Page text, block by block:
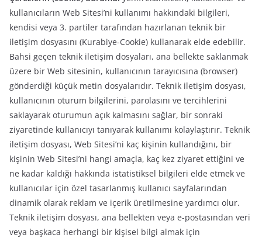
kullanıcıların Web Sitesi’ni kullanımı hakkındaki bilgileri,
kendisi veya 3. partiler tarafından hazırlanan teknik bir
iletişim dosyasını (Kurabiye-Cookie) kullanarak elde edebilir.
Bahsi geçen teknik iletişim dosyaları, ana bellekte saklanmak
üzere bir Web sitesinin, kullanıcının tarayıcısına (browser)
gönderdiği küçük metin dosyalarıdır. Teknik iletişim dosyası,
kullanıcının oturum bilgilerini, parolasını ve tercihlerini
saklayarak oturumun açık kalmasını sağlar, bir sonraki
ziyaretinde kullanıcıyı tanıyarak kullanımı kolaylaştırır. Teknik
iletişim dosyası, Web Sitesi’ni kaç kişinin kullandığını, bir
kişinin Web Sitesi’ni hangi amaçla, kaç kez ziyaret ettiğini ve
ne kadar kaldığı hakkında istatistiksel bilgileri elde etmek ve
kullanıcılar için özel tasarlanmış kullanıcı sayfalarından
dinamik olarak reklam ve içerik üretilmesine yardımcı olur.
Teknik iletişim dosyası, ana bellekten veya e-postasından veri
veya başkaca herhangi bir kişisel bilgi almak için